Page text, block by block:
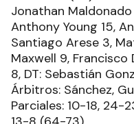
Jonathan
Anthony Young 15,
Santiago Arese 3,
Maxwell 9,
8, DT: Sebastián
Árbitros: Sánchez,
Parciales: 10-18, 24-